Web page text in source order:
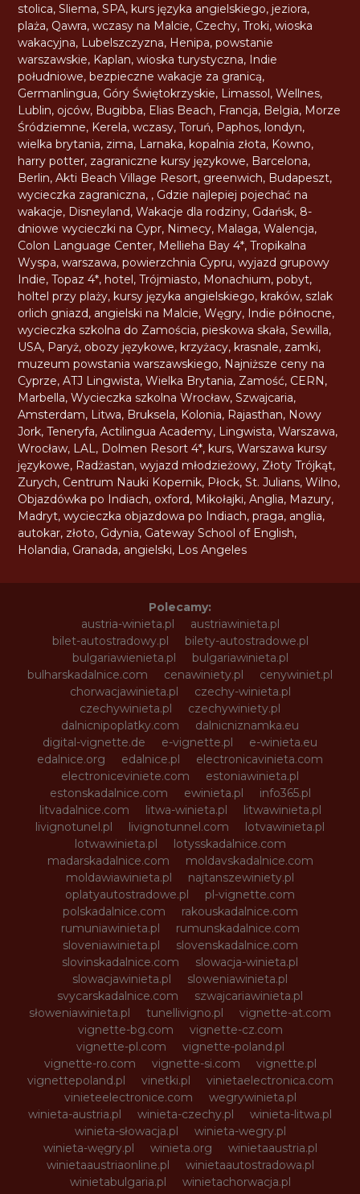
stolica,Sliema,SPA, kurs języka angielskiego, jeziora,
plaża, Qawra,wczasy na Malcie, Czechy,Troki,wioska
wakacyjna, Lubelszczyzna, Henipa,powstanie
warszawskie, Kaplan,wioska turystyczna, Indie
południowe,bezpieczne wakacje za granicą,
Germanlingua, Góry Świętokrzyskie, Limassol,Wellnes,
Lublin, ojców, Bugibba, Elias Beach, Francja, Belgia, Morze
Śródziemne, Kerela,wczasy,Toruń, Paphos, londyn,
wielka brytania, zima, Larnaka, kopalnia złota, Kowno,
harry potter, zagraniczne kursy językowe, Barcelona,
Berlin,Akti Beach Village Resort, greenwich, Budapeszt,
wycieczka zagraniczna, , Gdzie najlepiej pojechać na
wakacje, Disneyland,Wakacje dla rodziny, Gdańsk, 8-
dniowe wycieczki na Cypr, Nimecy, Malaga,Walencja,
Colon Language Center, Mellieha Bay 4*,Tropikalna
Wyspa,warszawa,powierzchnia Cypru,wyjazd grupowy
Indie,Topaz 4*, hotel,Trójmiasto, Monachium,pobyt,
holtel przy plaży, kursy języka angielskiego, kraków,szlak
orlich gniazd, angielski na Malcie,Węgry, Indie północne,
wycieczka szkolna do Zamościa,pieskowa skała,Sewilla,
USA, Paryż, obozy językowe, krzyżacy, krasnale, zamki,
muzeum powstania warszawskiego, Najniższe ceny na
Cyprze,ATJ Lingwista,Wielka Brytania, Zamość, CERN,
Marbella,Wycieczka szkolna Wrocław,Szwajcaria,
Amsterdam, Litwa, Bruksela, Kolonia, Rajasthan, Nowy
Jork,Teneryfa,Actilingua Academy, Lingwista,Warszawa,
Wrocław, LAL, Dolmen Resort 4*, kurs,Warszawa kursy
językowe, Radżastan,wyjazd młodzieżowy, Złoty Trójkąt,
Zurych, Centrum Nauki Kopernik, Płock,St. Julians,Wilno,
Objazdówka po Indiach, oxford, Mikołajki,Anglia, Mazury,
Madryt,wycieczka objazdowa po Indiach,praga, anglia,
autokar, złoto, Gdynia, Gateway School of English,
Holandia, Granada, angielski, Los Angeles
Polecamy:
austria-winieta.pl
austriawinieta.pl
bilet-autostradowy.pl
bilety-autostradowe.pl
bulgariawienieta.pl
bulgariawinieta.pl
bulharskadalnice.com
cenawiniety.pl
cenywiniet.pl
chorwacjawinieta.pl
czechy-winieta.pl
czechywinieta.pl
czechywiniety.pl
dalnicnipoplatky.com
dalnicniznamka.eu
digital-vignette.de
e-vignette.pl
e-winieta.eu
edalnice.org
edalnice.pl
electronicavinieta.com
electroniceviniete.com
estoniawinieta.pl
estonskadalnice.com
ewinieta.pl
info365.pl
litvadalnice.com
litwa-winieta.pl
litwawinieta.pl
livignotunel.pl
livignotunnel.com
lotvawinieta.pl
lotwawinieta.pl
lotysskadalnice.com
madarskadalnice.com
moldavskadalnice.com
moldawiawinieta.pl
najtanszewiniety.pl
oplatyautostradowe.pl
pl-vignette.com
polskadalnice.com
rakouskadalnice.com
rumuniawinieta.pl
rumunskadalnice.com
sloveniawinieta.pl
slovenskadalnice.com
slovinskadalnice.com
slowacja-winieta.pl
slowacjawinieta.pl
sloweniawinieta.pl
svycarskadalnice.com
szwajcariawinieta.pl
słoweniawinieta.pl
tunellivigno.pl
vignette-at.com
vignette-bg.com
vignette-cz.com
vignette-pl.com
vignette-poland.pl
vignette-ro.com
vignette-si.com
vignette.pl
vignettepoland.pl
vinetki.pl
vinietaelectronica.com
vinieteelectronice.com
wegrywinieta.pl
winieta-austria.pl
winieta-czechy.pl
winieta-litwa.pl
winieta-słowacja.pl
winieta-wegry.pl
winieta-węgry.pl
winieta.org
winietaaustria.pl
winietaaustriaonline.pl
winietaautostradowa.pl
winietabulgaria.pl
winietachorwacja.pl